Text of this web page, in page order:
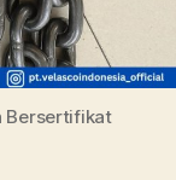
Bersertifikat